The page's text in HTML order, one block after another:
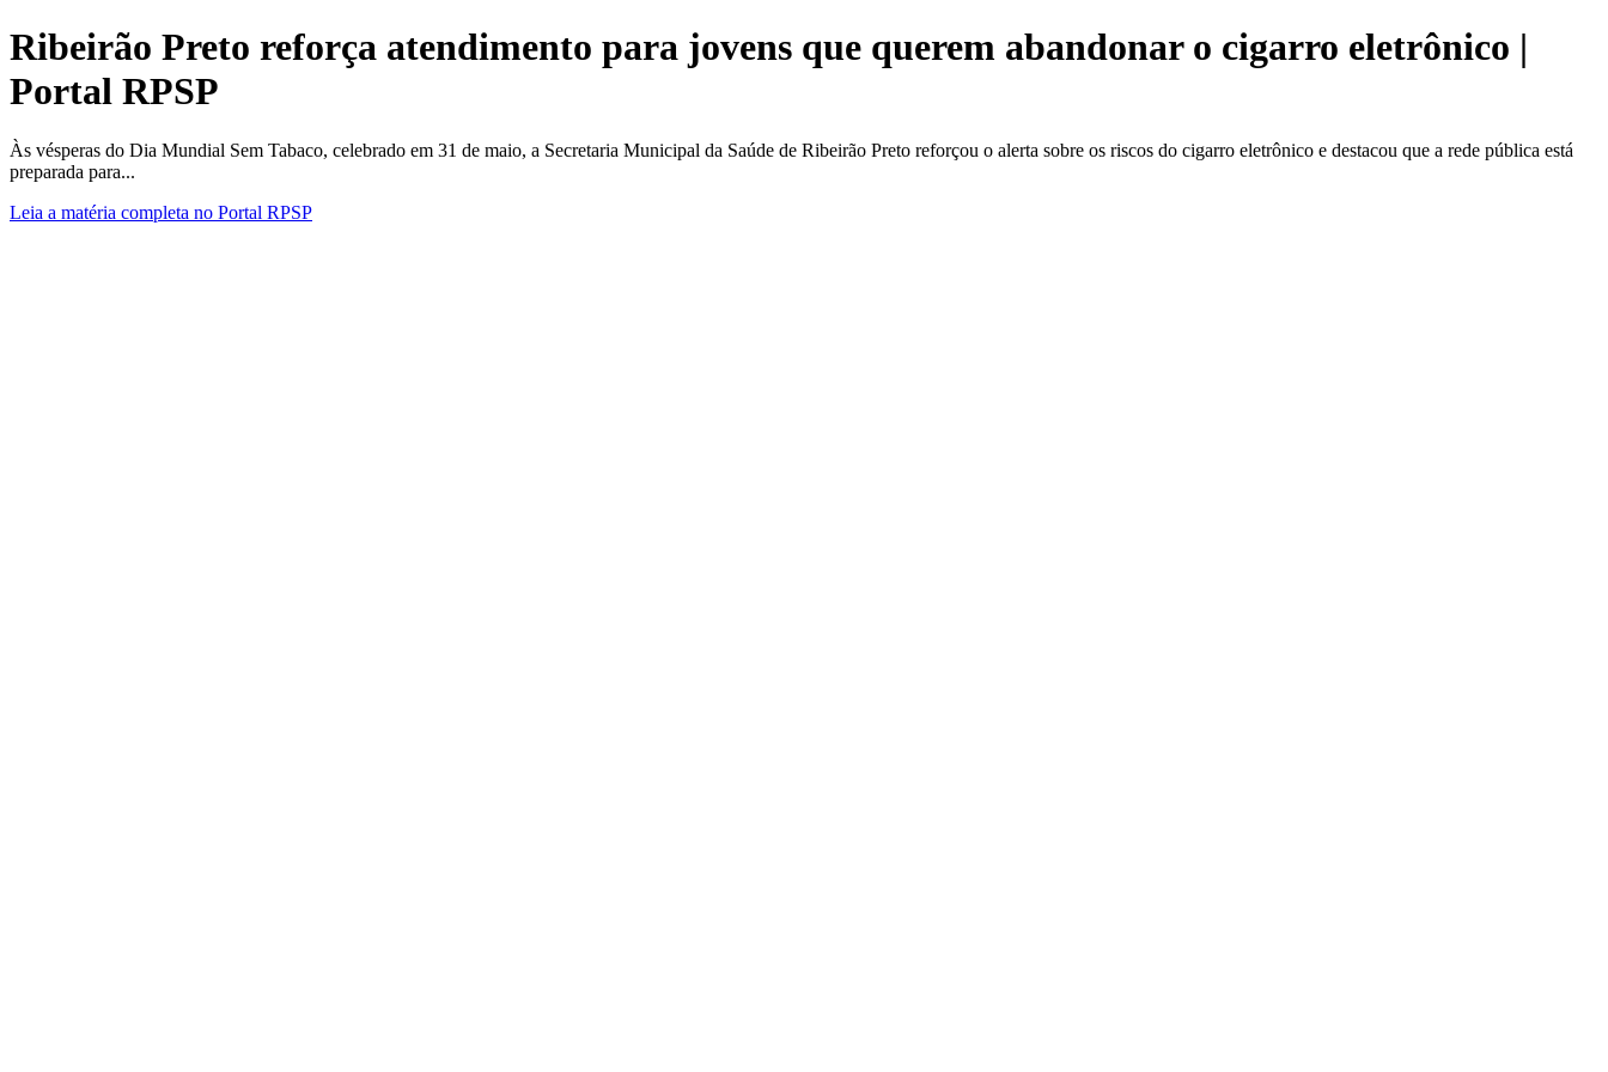
Ribeirão Preto reforça atendimento para jovens que querem abandonar o cigarro eletrônico |
Portal RPSP
Às vésperas do Dia Mundial Sem Tabaco, celebrado em 31 de maio, a Secretaria Municipal da Saúde de Ribeirão Preto reforçou o alerta sobre os riscos do cigarro eletrônico e destacou que a rede pública está
preparada para...
Leia a matéria completa no Portal RPSP